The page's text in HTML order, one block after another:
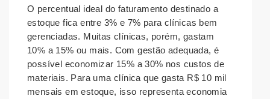
O percentual ideal do faturamento destinado a
estoque fica entre 3% e 7% para clínicas bem
gerenciadas. Muitas clínicas, porém, gastam
10% a 15% ou mais. Com gestão adequada, é
possível economizar 15% a 30% nos custos de
materiais. Para uma clínica que gasta R$ 10 mil
mensais em estoque, isso representa economia